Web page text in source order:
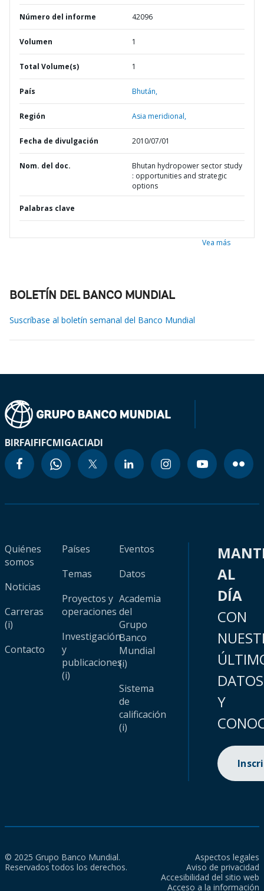
Número del informe 42096
Volumen 1
Total Volume(s) 1
País Bhután,
Región Asia meridional,
Fecha de divulgación 2010/07/01
Nom. del doc.
Bhutan hydropower sector study
: opportunities and strategic
options
Palabras clave
Vea más
BOLETÍN DEL BANCO MUNDIAL
Suscríbase al boletín semanal del Banco Mundial
BIRFAIFIFCMIGACIADI
Quiénes
somos
Noticias
Carreras
(i)
Contacto
Países
Temas
Proyectos y
operaciones
Investigación
y
publicaciones
(i)
Eventos
Datos
Academia
del
Grupo
Banco
Mundial
(i)
Sistema
de
calificación
(i)
AL
DÍA
CON
DATOS
Y
© 2025 Grupo Banco Mundial.
Reservados todos los derechos.
Aspectos legales
Aviso de privacidad
Accesibilidad del sitio web
Acceso a la información